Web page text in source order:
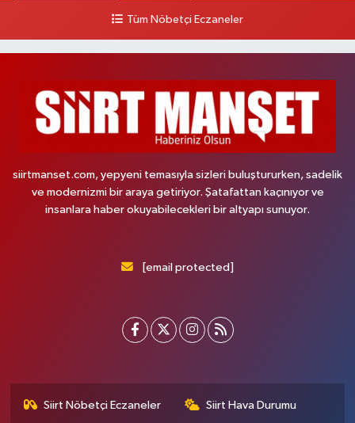
Tüm Nöbetçi Eczaneler
siirtmanset.com, yepyeni temasıyla sizleri buluştururken, sadelik
ve modernizmi bir araya getiriyor. Şatafattan kaçınıyor ve
insanlara haber okuyabilecekleri bir altyapı sunuyor.
[email protected]
Siirt Nöbetçi Eczaneler Siirt Hava Durumu